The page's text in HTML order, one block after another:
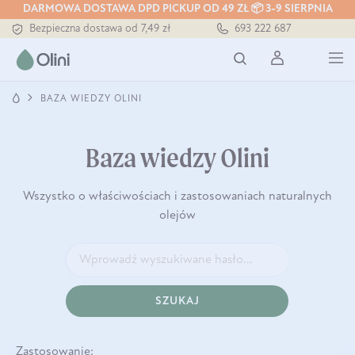
DARMOWA DOSTAWA DPD PICKUP OD 49 ZŁ 📦 3-9 SIERPNIA
Bezpieczna dostawa od 7,49 zł
Darmowa dostawa od 199 zł
Tłoczony zawsze na zimno
693 222 687
BAZA WIEDZY OLINI
Baza wiedzy Olini
Wszystko o właściwościach i zastosowaniach naturalnych
olejów
SZUKAJ
Zastosowanie: